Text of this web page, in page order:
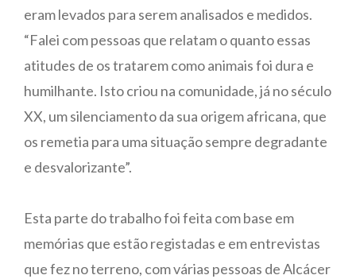
eram levados para serem analisados e medidos.
“Falei com pessoas que relatam o quanto essas
atitudes de os tratarem como animais foi dura e
humilhante. Isto criou na comunidade, já no século
XX, um silenciamento da sua origem africana, que
os remetia para uma situação sempre degradante
e desvalorizante”.
Esta parte do trabalho foi feita com base em
memórias que estão registadas e em entrevistas
que fez no terreno, com várias pessoas de Alcácer